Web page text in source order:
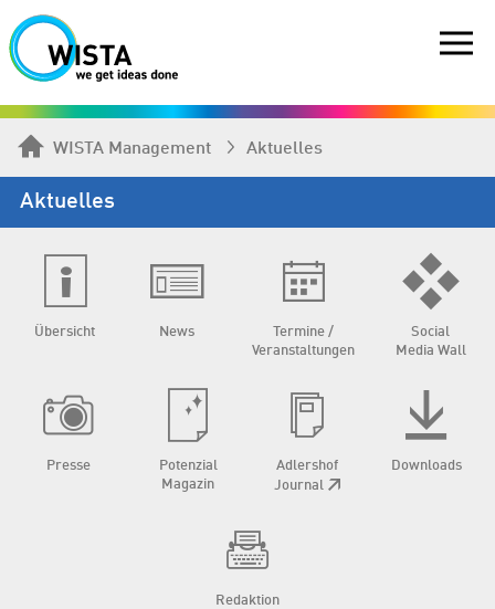
WISTA Management Aktuelles
Aktuelles
Übersicht News
Termine /
Veranstaltungen
Social
Media Wall
Presse
Potenzial
Magazin
Adlershof
Journal
Downloads
Redaktion